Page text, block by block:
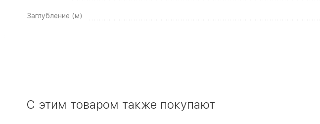
Заглубление (м)
C этим товаром также покупают